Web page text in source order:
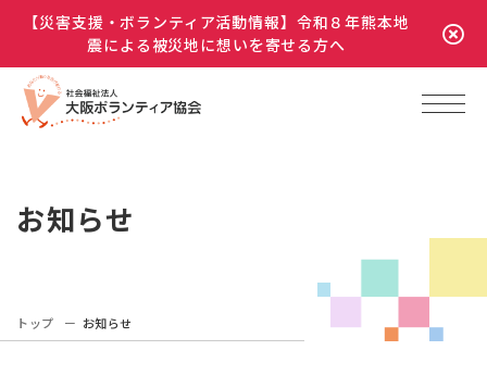
【災害支援・ボランティア活動情報】令和８年熊本地
震による被災地に想いを寄せる方へ
お知らせ
トップ お知らせ